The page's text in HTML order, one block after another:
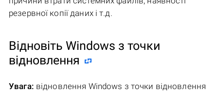
резервної копії даних і т.д.
Відновіть Windows з точки
відновлення
Увага: відновлення Windows з точки відновлення